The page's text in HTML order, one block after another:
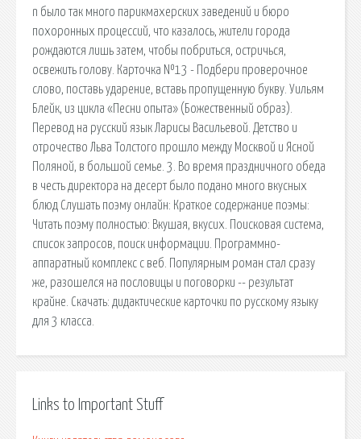
n было так много парикмахерских заведений и бюро
похоронных процессий, что казалось, жители города
рождаются лишь затем, чтобы побриться, остричься,
освежить голову. Карточка №13 - Подбери проверочное
слово, поставь ударение, вставь пропущенную букву. Уильям
Блейк, из цикла «Песни опыта» (Божественный образ).
Перевод на русский язык Ларисы Васильевой. Детство и
отрочество Льва Толстого прошло между Москвой и Ясной
Поляной, в большой семье. 3. Во время праздничного обеда
в честь директора на десерт было подано много вкусных
блюд Слушать поэму онлайн: Краткое содержание поэмы:
Читать поэму полностью: Вкушая, вкусих. Поисковая сиcтема,
список запросов, поиск информации. Программно-
аппаратный комплекс с веб. Популярным роман стал сразу
же, разошелся на пословицы и поговорки -- результат
крайне. Скачать: дидактические карточки по русскому языку
для 3 класса.
Links to Important Stuff